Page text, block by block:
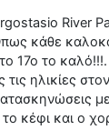
River
κάθε
17ο το
τις ηλικίες
κέφι και ο